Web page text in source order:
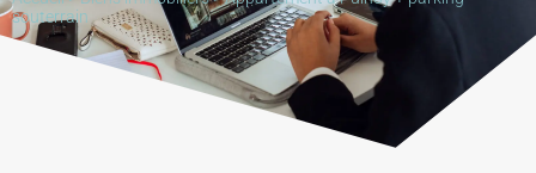
souterrain